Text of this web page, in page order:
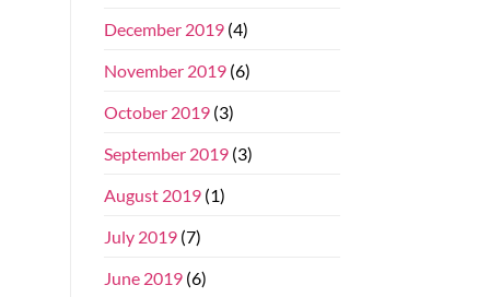
December 2019(4)
November 2019(6)
October 2019(3)
September 2019(3)
August 2019(1)
July 2019(7)
June 2019(6)